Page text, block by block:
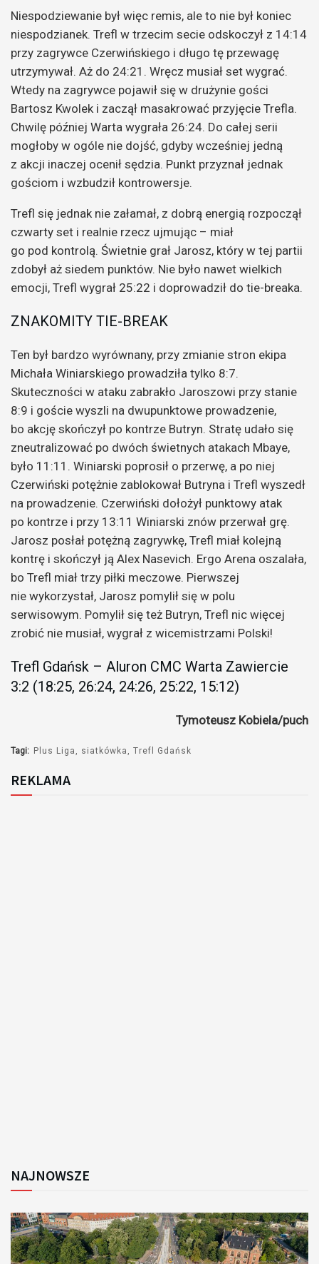
Niespodziewanie był więc remis, ale to nie był koniec
niespodzianek. Trefl w trzecim secie odskoczył z 14:14
przy zagrywce Czerwińskiego i długo tę przewagę
utrzymywał. Aż do 24:21. Wręcz musiał set wygrać.
Wtedy na zagrywce pojawił się w drużynie gości
Bartosz Kwolek i zaczął masakrować przyjęcie Trefla.
Chwilę później Warta wygrała 26:24. Do całej serii
mogłoby w ogóle nie dojść, gdyby wcześniej jedną
z akcji inaczej ocenił sędzia. Punkt przyznał jednak
gościom i wzbudził kontrowersje.
Trefl się jednak nie załamał, z dobrą energią rozpoczął
czwarty set i realnie rzecz ujmując – miał
go pod kontrolą. Świetnie grał Jarosz, który w tej partii
zdobył aż siedem punktów. Nie było nawet wielkich
emocji, Trefl wygrał 25:22 i doprowadził do tie-breaka.
ZNAKOMITY TIE-BREAK
Ten był bardzo wyrównany, przy zmianie stron ekipa
Michała Winiarskiego prowadziła tylko 8:7.
Skuteczności w ataku zabrakło Jaroszowi przy stanie
8:9 i goście wyszli na dwupunktowe prowadzenie,
bo akcję skończył po kontrze Butryn. Stratę udało się
zneutralizować po dwóch świetnych atakach Mbaye,
było 11:11. Winiarski poprosił o przerwę, a po niej
Czerwiński potężnie zablokował Butryna i Trefl wyszedł
na prowadzenie. Czerwiński dołożył punktowy atak
po kontrze i przy 13:11 Winiarski znów przerwał grę.
Jarosz posłał potężną zagrywkę, Trefl miał kolejną
kontrę i skończył ją Alex Nasevich. Ergo Arena oszalała,
bo Trefl miał trzy piłki meczowe. Pierwszej
nie wykorzystał, Jarosz pomylił się w polu
serwisowym. Pomylił się też Butryn, Trefl nic więcej
zrobić nie musiał, wygrał z wicemistrzami Polski!
Trefl Gdańsk – Aluron CMC Warta Zawiercie
3:2 (18:25, 26:24, 24:26, 25:22, 15:12)
Tymoteusz Kobiela/puch
Tagi: Plus Liga siatkówka Trefl Gdańsk
REKLAMA
NAJNOWSZE